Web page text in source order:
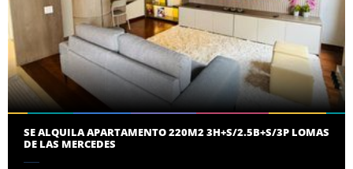
SE ALQUILA APARTAMENTO 220M2 3H+S/2.5B+S/3P LOMAS
DE LAS MERCEDES